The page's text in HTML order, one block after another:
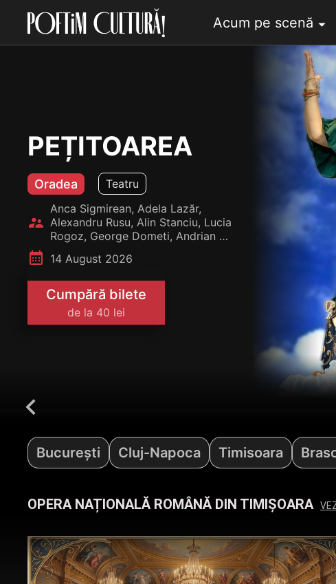
Acum pe scenă 󰍝
PEȚITOAREA
Oradea Teatru
󰪋
Anca Sigmirean, Adela Lazăr,
Alexandru Rusu, Alin Stanciu, Lucia
Rogoz, George Dometi, Andrian
Borda, Gabriela Codrea, Ciprian
Ciuciu, Mirela Lupu, Eugen Neag,
Carina Bunea, Cosmin Petruț,
Angela Tanko, Coman Giorgiana,
Georgia Căprărin
󰸗 14 August 2026
Cumpără bilete
de la 40 lei
󰅁
București Cluj-Napoca Timisoara
OPERA NAȚIONALĂ ROMÂNĂ DIN TIMIȘOARA